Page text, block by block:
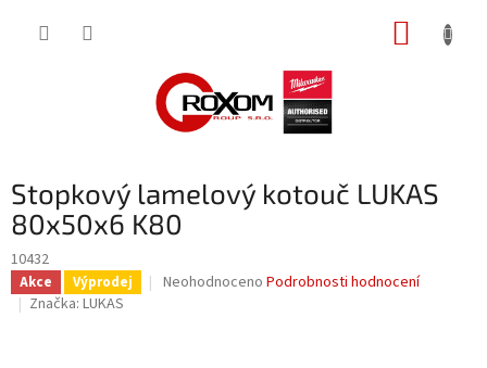
Stopkový lamelový kotouč LUKAS
80x50x6 K80
10432
Akce Výprodej
Průměrné
Neohodnoceno Podrobnosti hodnocení
Značka: LUKAS